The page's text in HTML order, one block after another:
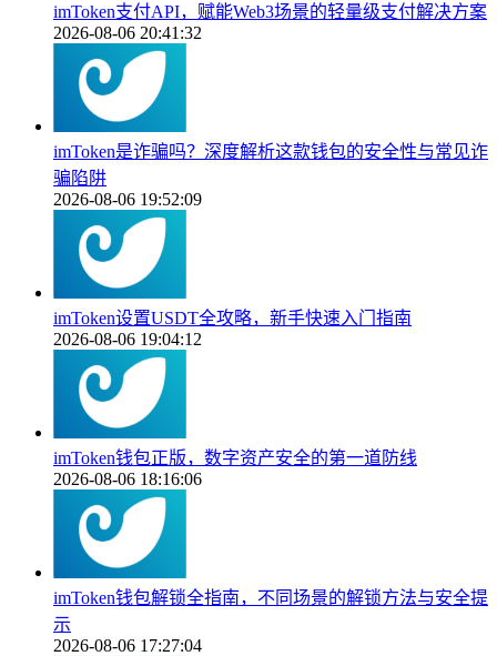
imToken支付API，赋能Web3场景的轻量级支付解决方案
2026-08-06 20:41:32
imToken是诈骗吗？深度解析这款钱包的安全性与常见诈
骗陷阱
2026-08-06 19:52:09
imToken设置USDT全攻略，新手快速入门指南
2026-08-06 19:04:12
imToken钱包正版，数字资产安全的第一道防线
2026-08-06 18:16:06
imToken钱包解锁全指南，不同场景的解锁方法与安全提
示
2026-08-06 17:27:04